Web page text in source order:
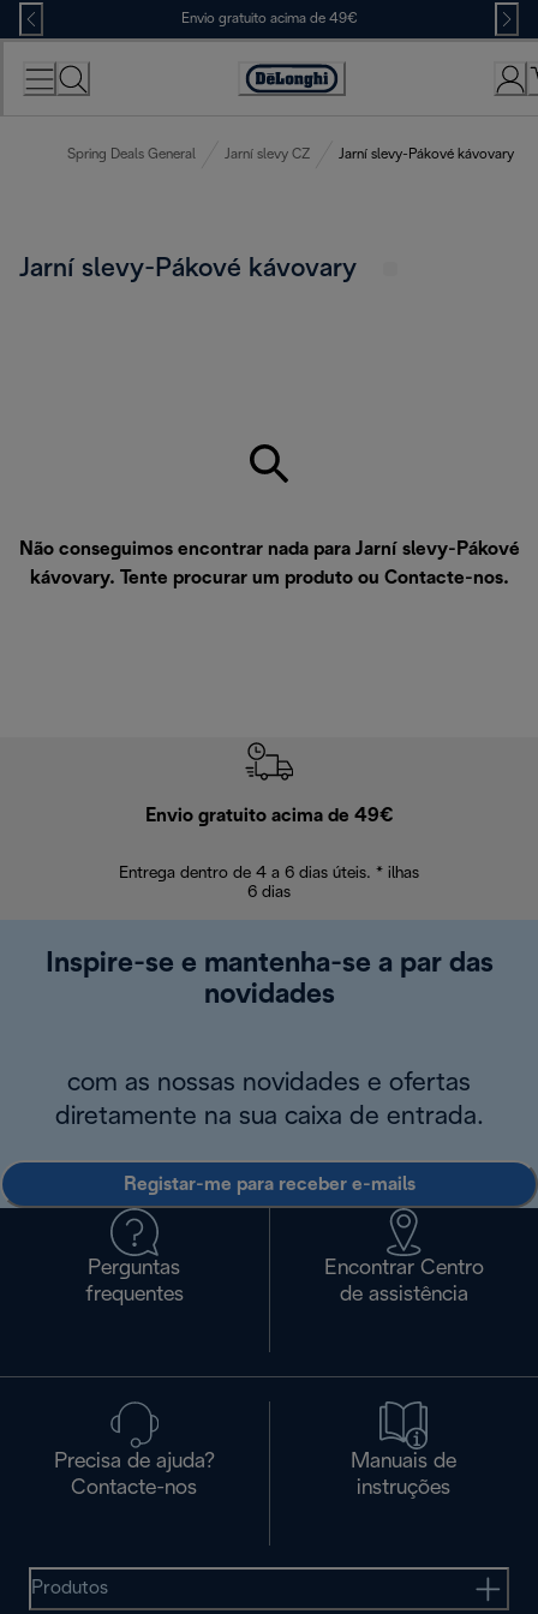
Skip
to
Content
Envio gratuito acima de 49€
Accessibility
Spring Deals General Jarní slevy CZ Jarní slevy-Pákové kávovary
Jarní slevy-Pákové kávovary
Não conseguimos encontrar nada para Jarní slevy-Pákové
kávovary. Tente procurar um produto ou Contacte-nos.
Envio gratuito acima de 49€
Entrega dentro de 4 a 6 dias úteis. * ilhas
6 dias
Inspire-se e mantenha-se a par das
novidades
com as nossas novidades e ofertas
diretamente na sua caixa de entrada.
Registar-me para receber e-mails
Perguntas
frequentes
Encontrar Centro
de assistência
Precisa de ajuda?
Contacte-nos
Manuais de
instruções
Produtos